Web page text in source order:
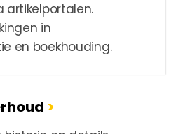
in
en boekhouding.
>